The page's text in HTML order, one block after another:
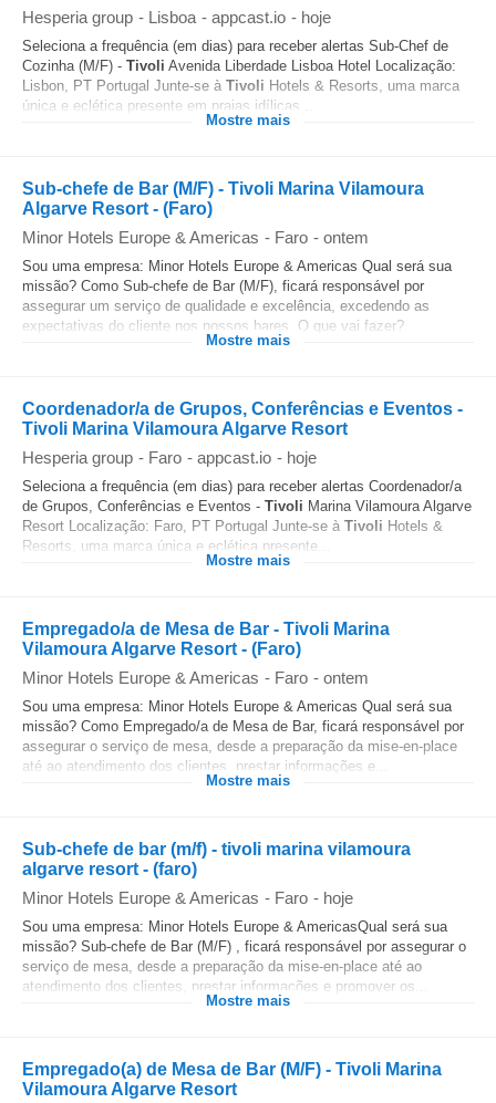
Hesperia group - Lisboa - appcast.io - hoje
Seleciona a frequência (em dias) para receber alertas Sub-Chef de
Cozinha (M/F) - Tivoli Avenida Liberdade Lisboa Hotel Localização:
Lisbon, PT Portugal Junte-se à Tivoli Hotels & Resorts, uma marca
única e eclética presente em praias idílicas...
Mostre mais
Sub-chefe de Bar (M/F) - Tivoli Marina Vilamoura
Algarve Resort - (Faro)
Minor Hotels Europe & Americas - Faro - ontem
Sou uma empresa: Minor Hotels Europe & Americas Qual será sua
missão? Como Sub-chefe de Bar (M/F), ficará responsável por
assegurar um serviço de qualidade e excelência, excedendo as
expectativas do cliente nos nossos bares. O que vai fazer?
Mostre mais
Coordenador/a de Grupos, Conferências e Eventos -
Tivoli Marina Vilamoura Algarve Resort
Hesperia group - Faro - appcast.io - hoje
Seleciona a frequência (em dias) para receber alertas Coordenador/a
de Grupos, Conferências e Eventos - Tivoli Marina Vilamoura Algarve
Resort Localização: Faro, PT Portugal Junte-se à Tivoli Hotels &
Resorts, uma marca única e eclética presente...
Mostre mais
Empregado/a de Mesa de Bar - Tivoli Marina
Vilamoura Algarve Resort - (Faro)
Minor Hotels Europe & Americas - Faro - ontem
Sou uma empresa: Minor Hotels Europe & Americas Qual será sua
missão? Como Empregado/a de Mesa de Bar, ficará responsável por
assegurar o serviço de mesa, desde a preparação da mise-en-place
até ao atendimento dos clientes, prestar informações e...
Mostre mais
Sub-chefe de bar (m/f) - tivoli marina vilamoura
algarve resort - (faro)
Minor Hotels Europe & Americas - Faro - hoje
Sou uma empresa: Minor Hotels Europe & AmericasQual será sua
missão? Sub-chefe de Bar (M/F) , ficará responsável por assegurar o
serviço de mesa, desde a preparação da mise-en-place até ao
atendimento dos clientes, prestar informações e promover os...
Mostre mais
Empregado(a) de Mesa de Bar (M/F) - Tivoli Marina
Vilamoura Algarve Resort